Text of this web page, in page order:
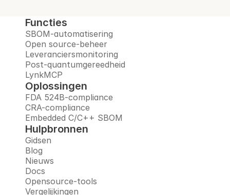
Functies
SBOM-automatisering
Open source-beheer
Leveranciersmonitoring
Post-quantumgereedheid
LynkMCP
Oplossingen
FDA 524B-compliance
CRA-compliance
Embedded C/C++ SBOM
Hulpbronnen
Gidsen
Blog
Nieuws
Docs
Opensource-tools
Vergelijkingen